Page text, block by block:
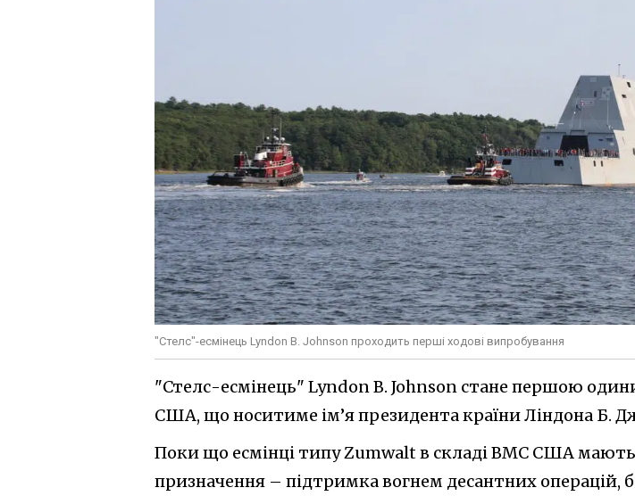
"Стелс"-есмінець Lyndon B. Johnson проходить перші ходові випробування
"Стелс-есмінець" Lyndon B. Johnson стане першою
США, що носитиме ім’я президента країни Ліндона Б.
Поки що есмінці типу Zumwalt в складі ВМС США мають
призначення – підтримка вогнем десантних операцій,